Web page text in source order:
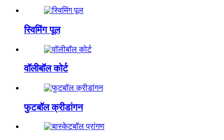
स्विमिंग पूल
वॉलीबॉल कोर्ट
फुटबॉल क्रीडांगन